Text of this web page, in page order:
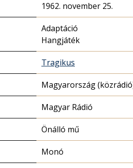
1962. november 25.
Adaptáció
Hangjáték
Tragikus
Magyarország
Magyar Rádió
Önálló mű
Monó